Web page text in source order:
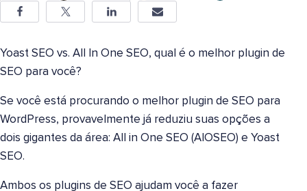
Yoast SEO vs. All In One SEO, qual é o melhor plugin de
SEO para você?
Se você está procurando o melhor plugin de SEO para
WordPress, provavelmente já reduziu suas opções a
dois gigantes da área: All in One SEO (AIOSEO) e Yoast
SEO.
Ambos os plugins de SEO ajudam você a fazer